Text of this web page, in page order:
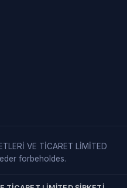
VE TİCARET LİMİTED
forbeholdes.